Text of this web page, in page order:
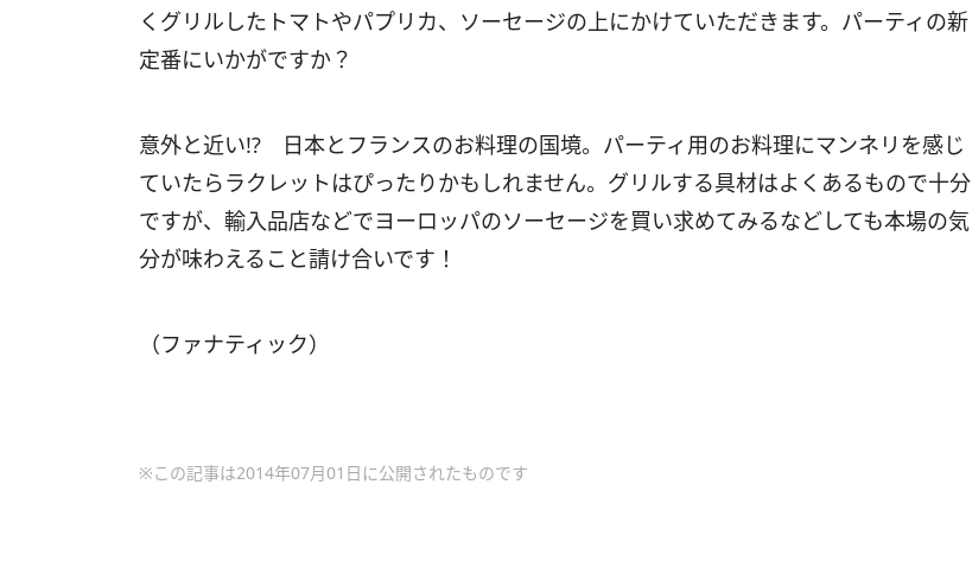
くグリルしたトマトやパプリカ、ソーセージの上にかけていただきます。パーティの新
定番にいかがですか？
意外と近い!? 日本とフランスのお料理の国境。パーティ用のお料理にマンネリを感じ
ていたらラクレットはぴったりかもしれません。グリルする具材はよくあるもので十分
ですが、輸入品店などでヨーロッパのソーセージを買い求めてみるなどしても本場の気
分が味わえること請け合いです！
（ファナティック）
※この記事は2014年07月01日に公開されたものです